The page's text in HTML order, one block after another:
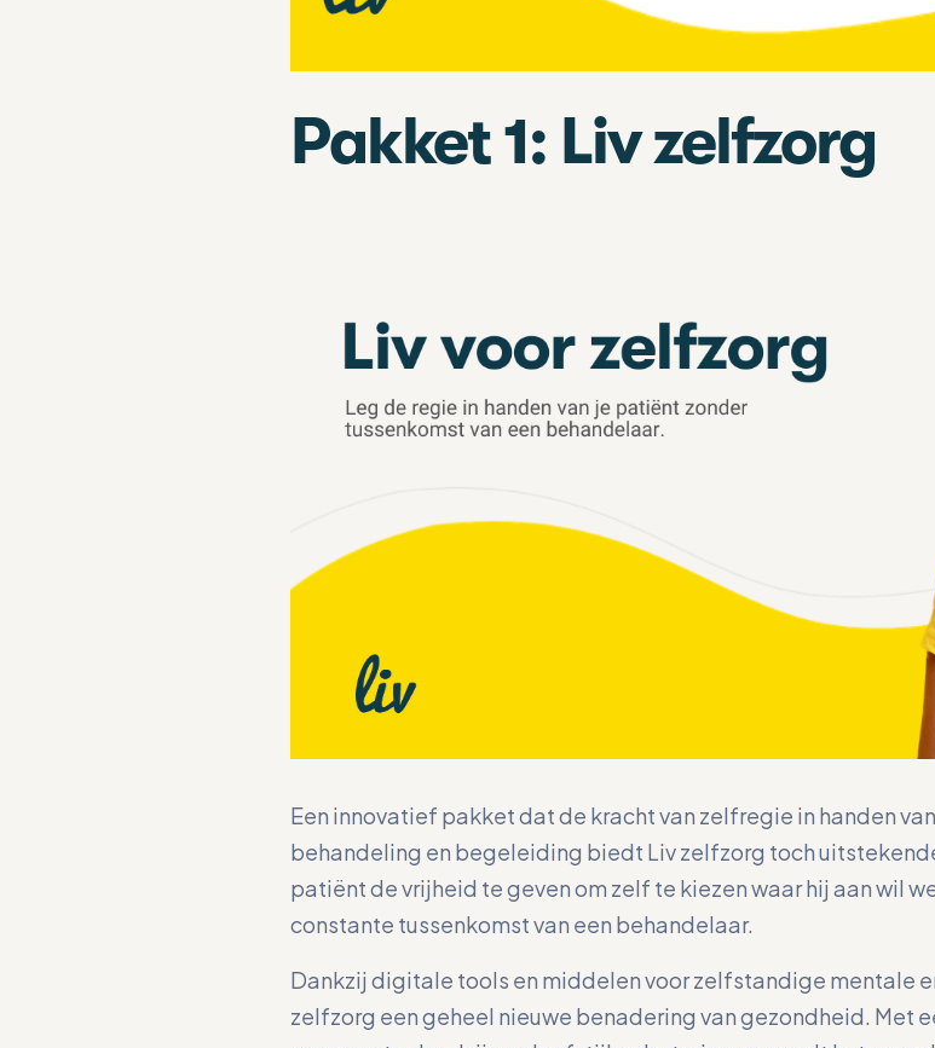
Pakket 1: Liv zelfzorg
Een innovatief pakket dat de kracht van zelfregie in handen
behandeling en begeleiding biedt Liv zelfzorg toch
patiënt de vrijheid te geven om zelf te kiezen waar hij aan wil
constante tussenkomst van een behandelaar.
Dankzij digitale tools en middelen voor zelfstandige mentale
zelfzorg een geheel nieuwe benadering van gezondheid. Met